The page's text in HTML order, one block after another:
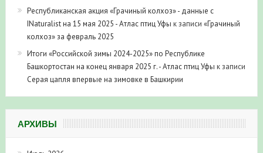
Республиканская акция «Грачиный колхоз» - данные с
INaturalist на 15 мая 2025 - Атлас птиц Уфы к записи «Грачиный
колхоз» за февраль 2025
Итоги «Российской зимы 2024-2025» по Республике
Башкортостан на конец января 2025 г. - Атлас птиц Уфы к записи
Серая цапля впервые на зимовке в Башкирии
АРХИВЫ